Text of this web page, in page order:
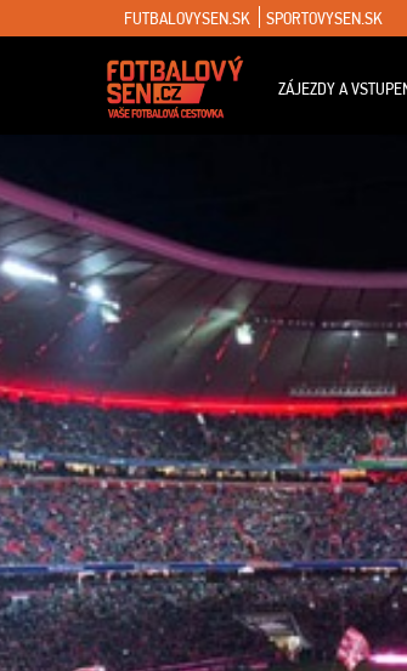
FUTBALOVYSEN.SK SPORTOVYSEN.SK
ZÁJEZDY A